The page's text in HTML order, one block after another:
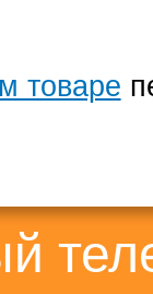
товаре